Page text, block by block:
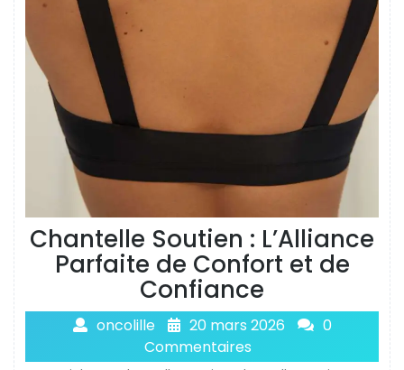
Chantelle Soutien : L’Alliance
Parfaite de Confort et de
Confiance
oncolille 20 mars 2026
0
Commentaires